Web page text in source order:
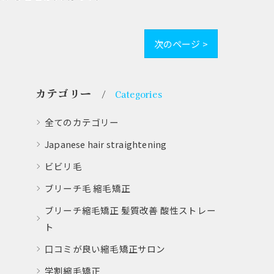
次のページ >
カテゴリー Categories
全てのカテゴリー
Japanese hair straightening
ビビリ毛
ブリーチ毛 縮毛矯正
ブリーチ縮毛矯正 髪質改善 酸性ストレー
ト
口コミが良い縮毛矯正サロン
学割縮毛矯正